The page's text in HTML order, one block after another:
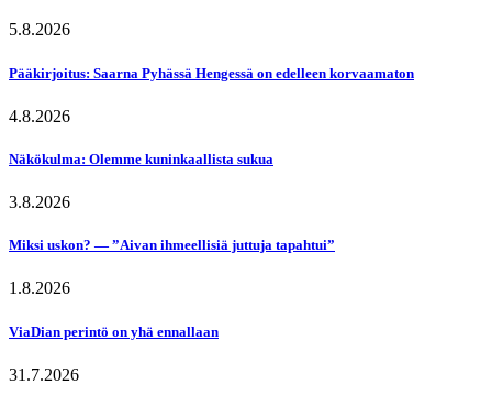
5.8.2026
Pääkirjoitus: Saarna Pyhässä Hengessä on edelleen korvaamaton
4.8.2026
Näkökulma: Olemme kuninkaallista sukua
3.8.2026
Miksi uskon? — ”Aivan ihmeellisiä juttuja tapahtui”
1.8.2026
ViaDian perintö on yhä ennallaan
31.7.2026